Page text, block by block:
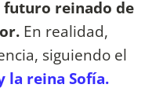
futuro reinado de
En realidad,
siguiendo el
la reina Sofía.